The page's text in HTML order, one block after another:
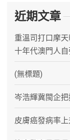
近期文章
重溫司打口摩
十年代澳門人
(無標題)
岑浩輝冀閩企
皮膚癌發病率